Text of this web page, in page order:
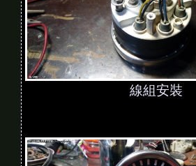
線組安裝